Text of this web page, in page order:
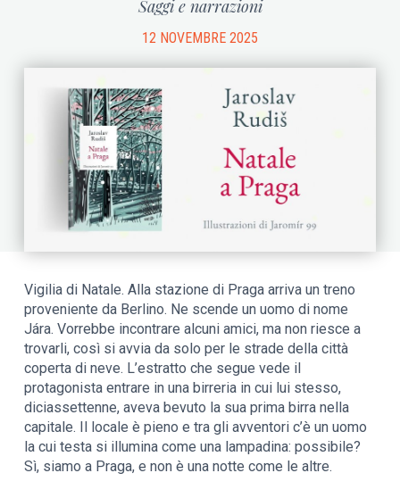
Saggi e narrazioni
12 NOVEMBRE 2025
Vigilia di Natale. Alla stazione di Praga arriva un treno
proveniente da Berlino. Ne scende un uomo di nome
Jára. Vorrebbe incontrare alcuni amici, ma non riesce a
trovarli, così si avvia da solo per le strade della città
coperta di neve. L’estratto che segue vede il
protagonista entrare in una birreria in cui lui stesso,
diciassettenne, aveva bevuto la sua prima birra nella
capitale. Il locale è pieno e tra gli avventori c’è un uomo
la cui testa si illumina come una lampadina: possibile?
Sì, siamo a Praga, e non è una notte come le altre.